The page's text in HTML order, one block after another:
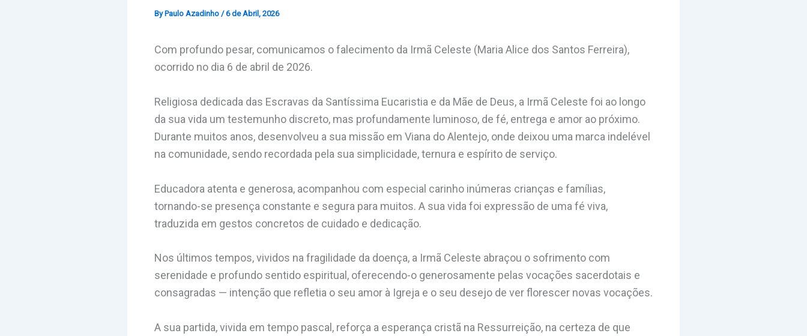
By Paulo Azadinho /6 de Abril, 2026
Com profundo pesar, comunicamos o falecimento da Irmã Celeste (Maria Alice dos Santos Ferreira),
ocorrido no dia 6 de abril de 2026.
Religiosa dedicada das Escravas da Santíssima Eucaristia e da Mãe de Deus, a Irmã Celeste foi ao longo
da sua vida um testemunho discreto, mas profundamente luminoso, de fé, entrega e amor ao próximo.
Durante muitos anos, desenvolveu a sua missão em Viana do Alentejo, onde deixou uma marca indelével
na comunidade, sendo recordada pela sua simplicidade, ternura e espírito de serviço.
Educadora atenta e generosa, acompanhou com especial carinho inúmeras crianças e famílias,
tornando-se presença constante e segura para muitos. A sua vida foi expressão de uma fé viva,
traduzida em gestos concretos de cuidado e dedicação.
Nos últimos tempos, vividos na fragilidade da doença, a Irmã Celeste abraçou o sofrimento com
serenidade e profundo sentido espiritual, oferecendo-o generosamente pelas vocações sacerdotais e
consagradas — intenção que refletia o seu amor à Igreja e o seu desejo de ver florescer novas vocações.
A sua partida, vivida em tempo pascal, reforça a esperança cristã na Ressurreição, na certeza de que